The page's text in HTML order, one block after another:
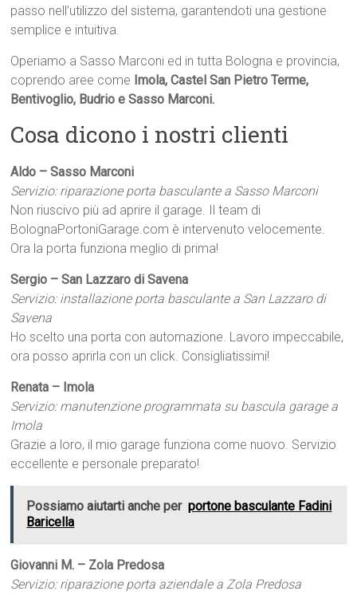
passo nell’utilizzo del sistema, garantendoti una gestione
semplice e intuitiva.
Operiamo a Sasso Marconi ed in tutta Bologna e provincia,
coprendo aree come Imola, Castel San Pietro Terme,
Bentivoglio, Budrio e Sasso Marconi.
Cosa dicono i nostri clienti
Aldo – Sasso Marconi
Servizio: riparazione porta basculante a Sasso Marconi
Non riuscivo più ad aprire il garage. Il team di
BolognaPortoniGarage.com è intervenuto velocemente.
Ora la porta funziona meglio di prima!
Sergio – San Lazzaro di Savena
Servizio: installazione porta basculante a San Lazzaro di
Savena
Ho scelto una porta con automazione. Lavoro impeccabile,
ora posso aprirla con un click. Consigliatissimi!
Renata – Imola
Servizio: manutenzione programmata su bascula garage a
Imola
Grazie a loro, il mio garage funziona come nuovo. Servizio
eccellente e personale preparato!
Possiamo aiutarti anche per portone basculante Fadini
Baricella
Giovanni M. – Zola Predosa
Servizio: riparazione porta aziendale a Zola Predosa